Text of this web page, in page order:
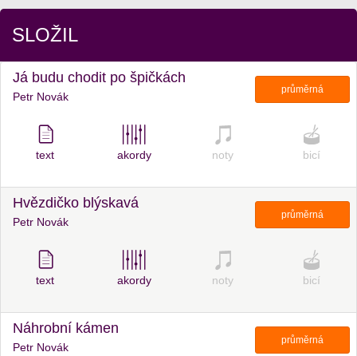
SLOŽIL
Já budu chodit po špičkách
Petr Novák
průměrná
text akordy noty bicí
Hvězdičko blýskavá
Petr Novák
průměrná
text akordy noty bicí
Náhrobní kámen
Petr Novák
průměrná